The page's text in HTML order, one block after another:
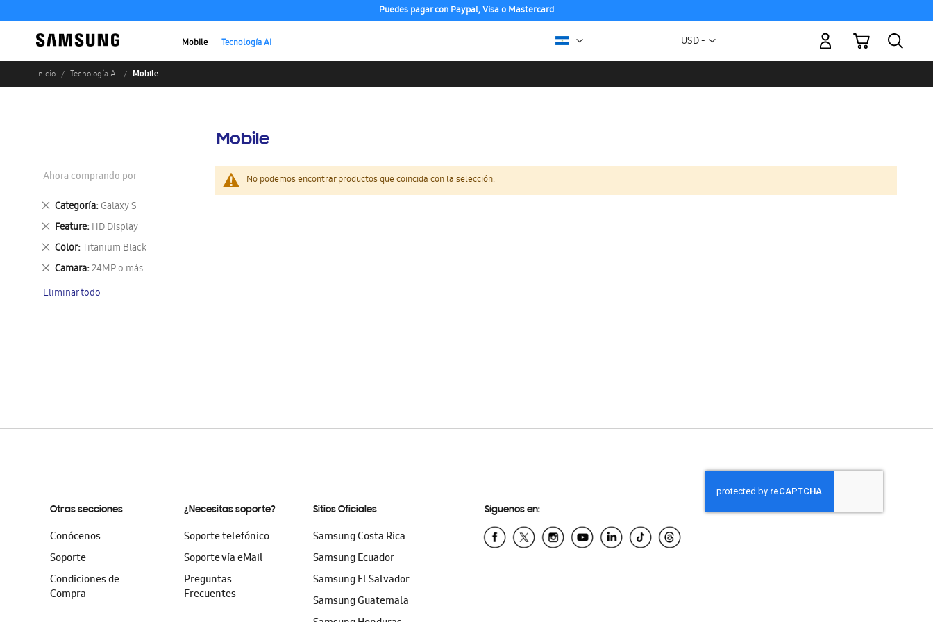
Puedes pagar con Paypal, Visa o Mastercard
Mobile Tecnología AI Moneda
USD -
Mi carrito
Inicio Tecnología AI Mobile
Mobile
No podemos encontrar productos que coincida con la selección.
Ahora comprando por
Categoría Galaxy S
Eliminar
este
artículo
Feature HD Display
Eliminar
este
artículo
Color Titanium Black
Eliminar
este
artículo
Camara 24MP o más
Eliminar
artículo
Eliminar todo
Otras secciones
Conócenos
Soporte
Condiciones de
Compra
¿Necesitas soporte?
Soporte telefónico
Soporte vía eMail
Preguntas
Frecuentes
Sitios Oficiales
Samsung Costa Rica
Samsung Ecuador
Samsung El Salvador
Samsung Guatemala
Síguenos en: